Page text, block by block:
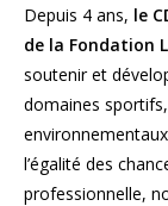
Depuis 4 ans, le
de la Fondation
soutenir et
domaines
l’égalité des
professionnelle,